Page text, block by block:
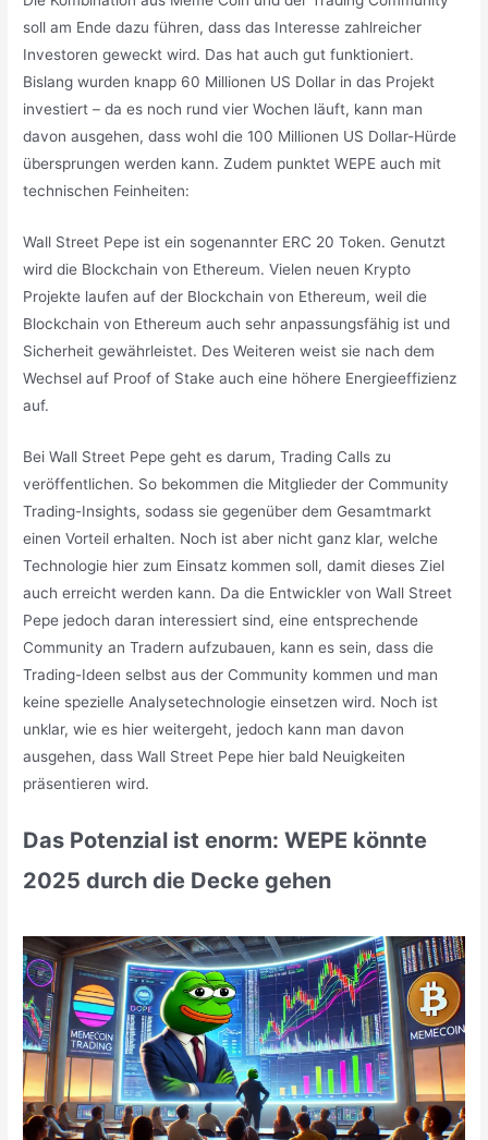
soll am Ende dazu führen, dass das Interesse zahlreicher
Investoren geweckt wird. Das hat auch gut funktioniert.
Bislang wurden knapp 60 Millionen US Dollar in das Projekt
investiert – da es noch rund vier Wochen läuft, kann man
davon ausgehen, dass wohl die 100 Millionen US Dollar-Hürde
übersprungen werden kann. Zudem punktet WEPE auch mit
technischen Feinheiten:
Wall Street Pepe ist ein sogenannter ERC 20 Token. Genutzt
wird die Blockchain von Ethereum. Vielen neuen Krypto
Projekte laufen auf der Blockchain von Ethereum, weil die
Blockchain von Ethereum auch sehr anpassungsfähig ist und
Sicherheit gewährleistet. Des Weiteren weist sie nach dem
Wechsel auf Proof of Stake auch eine höhere Energieeffizienz
auf.
Bei Wall Street Pepe geht es darum, Trading Calls zu
veröffentlichen. So bekommen die Mitglieder der Community
Trading-Insights, sodass sie gegenüber dem Gesamtmarkt
einen Vorteil erhalten. Noch ist aber nicht ganz klar, welche
Technologie hier zum Einsatz kommen soll, damit dieses Ziel
auch erreicht werden kann. Da die Entwickler von Wall Street
Pepe jedoch daran interessiert sind, eine entsprechende
Community an Tradern aufzubauen, kann es sein, dass die
Trading-Ideen selbst aus der Community kommen und man
keine spezielle Analysetechnologie einsetzen wird. Noch ist
unklar, wie es hier weitergeht, jedoch kann man davon
ausgehen, dass Wall Street Pepe hier bald Neuigkeiten
präsentieren wird.
Das Potenzial ist enorm: WEPE könnte
2025 durch die Decke gehen